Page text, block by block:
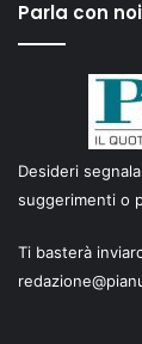
Parla con noi
Desideri
suggerimenti o
Ti basterà